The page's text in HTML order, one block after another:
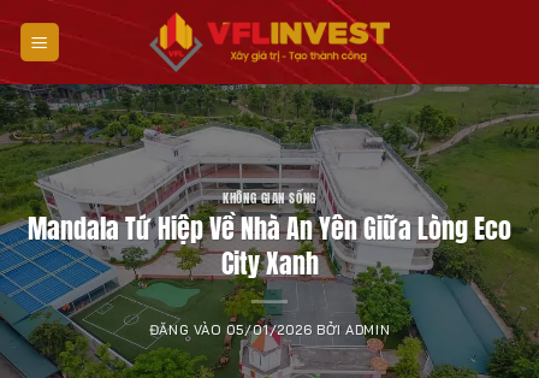
qua
nội
dung
KHÔNG GIAN SỐNG
Mandala Tứ Hiệp Về Nhà An Yên Giữa Lòng Eco
City Xanh
ĐĂNG VÀO 05/01/2026 BỞIADMIN